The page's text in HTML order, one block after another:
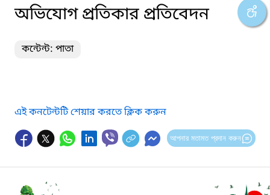
অভিযোগ প্রতিকার প্রতিবেদন
কন্টেন্ট: পাতা
এই কনটেন্টটি শেয়ার করতে ক্লিক করুন
আপনার মতামত প্রদান করুন